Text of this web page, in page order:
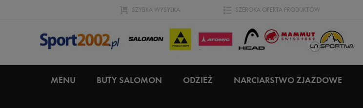
SZYBKA WYSYŁKA SZEROKA OFERTA PRODUKTÓW
MENU BUTY SALOMON ODZIEŻ NARCIARSTWO ZJAZDOWE